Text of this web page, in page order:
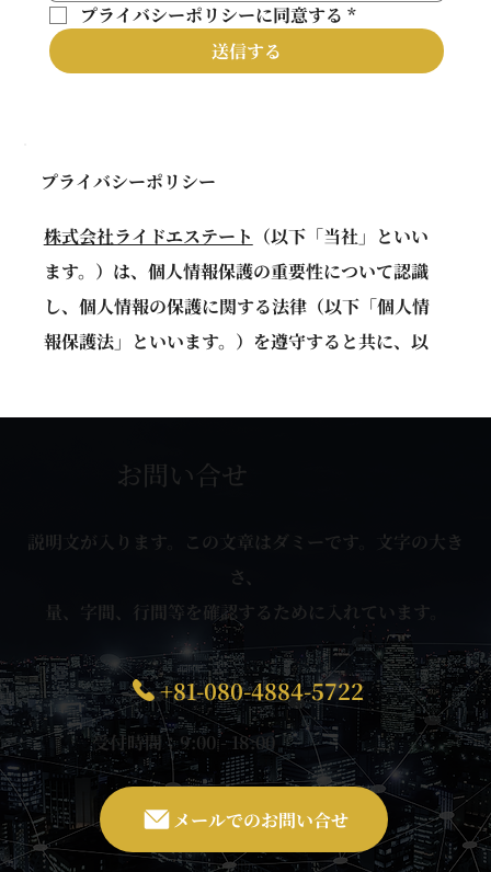
プライバシーポリシーに同意する *
送信する
プライバシーポリシー
株式会社ライドエステート （以下「当社」といい
ます。）は、個人情報保護の重要性について認識
し、個人情報の保護に関する法律（以下「個人情
報保護法」といいます。）を遵守すると共に、以
ーポリシー」といいます。）に従い、適切な取扱
リシーにおいて別段の定めがない限り、本プライ
保護法の定めに従います。
本プライバシーポリシーにおいて、個人情報とは、
個人情報保護法第2条第1項により定義される個人情
報を意味するものとします。
2. 個人情報の利用目的
当社は、個人情報を以下の目的で利用いたします。
当社のサービス、商品等（以下「当社サービス等」
といいます。）の提供のため
お問い合せ
説明文が入ります。この文章はダミーです。文字の大き
さ、
量、字間、行間等を確認するために入れています。
メールでのお問い合せ
+81-080-4884-5722
受付時間：9:00 - 18:00